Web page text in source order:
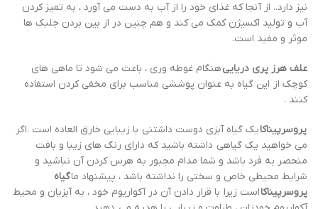
نیز دارد.. از آنجا که غذای خود را از آب به دست می آورد ، به تمیز کردن
آب و تولید اکسیژن کمک می کند و هم چنین در از بین بردن جلبک ها
موثر و مفید است.
علف هرز پری دریاییهنگام غوطه وری ، باعث می شود تا ماهی های
کوچک از این گیاه به عنوان پوششی مناسب برای مخفی کردن استفاده
کنند .
پروسرپیناکایک گیاه آبزی دوست داشتنی با زیبایی خارق العاده است .اگر
می خواهید یک گیاهی داشته باشید که دارای رنگ های زیبا و بافت
منحصر به فرد باشد و شما مدام مجبور به هرس کردن آن نباشید و
شرایط محیطی خاص و سختی را نداشته باشد ، پیشنهاد ماگیاه
پروسرپیناکااست زیرا با قرار دادن آن در آکواریوم خود ، به آبزیان و محیط